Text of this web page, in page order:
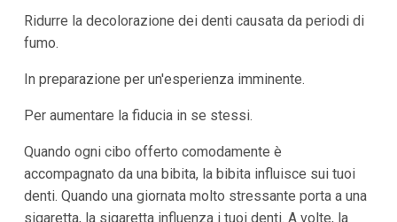
Ridurre la decolorazione dei denti causata da periodi di
fumo.
In preparazione per un'esperienza imminente.
Per aumentare la fiducia in se stessi.
Quando ogni cibo offerto comodamente è
accompagnato da una bibita, la bibita influisce sui tuoi
denti. Quando una giornata molto stressante porta a una
sigaretta, la sigaretta influenza i tuoi denti. A volte, la